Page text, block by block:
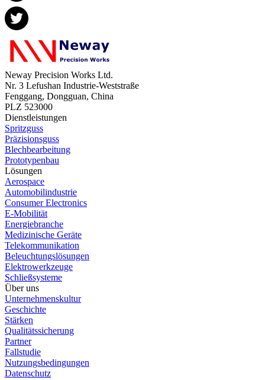
Neway Precision Works Ltd.
Nr. 3 Lefushan Industrie-Weststraße
Fenggang, Dongguan, China
PLZ 523000
Dienstleistungen
Spritzguss
Präzisionsguss
Blechbearbeitung
Prototypenbau
Lösungen
Aerospace
Automobilindustrie
Consumer Electronics
E-Mobilität
Energiebranche
Medizinische Geräte
Telekommunikation
Beleuchtungslösungen
Elektrowerkzeuge
Schließsysteme
Über uns
Unternehmenskultur
Geschichte
Stärken
Qualitätssicherung
Partner
Fallstudie
Nutzungsbedingungen
Datenschutz